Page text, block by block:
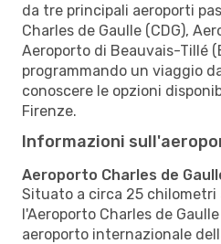
da tre principali aeroporti
Charles de Gaulle (CDG),
Aeroporto di Beauvais-Tillé
programmando un viaggio
conoscere le opzioni
Firenze.
Informazioni
Aeroporto Charles de
Situato a circa 25 chilometri
l'Aeroporto Charles de
aeroporto internazionale